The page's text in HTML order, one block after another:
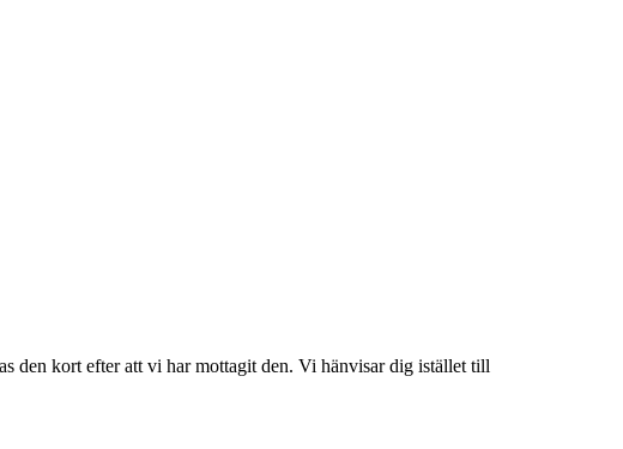
den kort efter att vi har mottagit den. Vi hänvisar dig istället till